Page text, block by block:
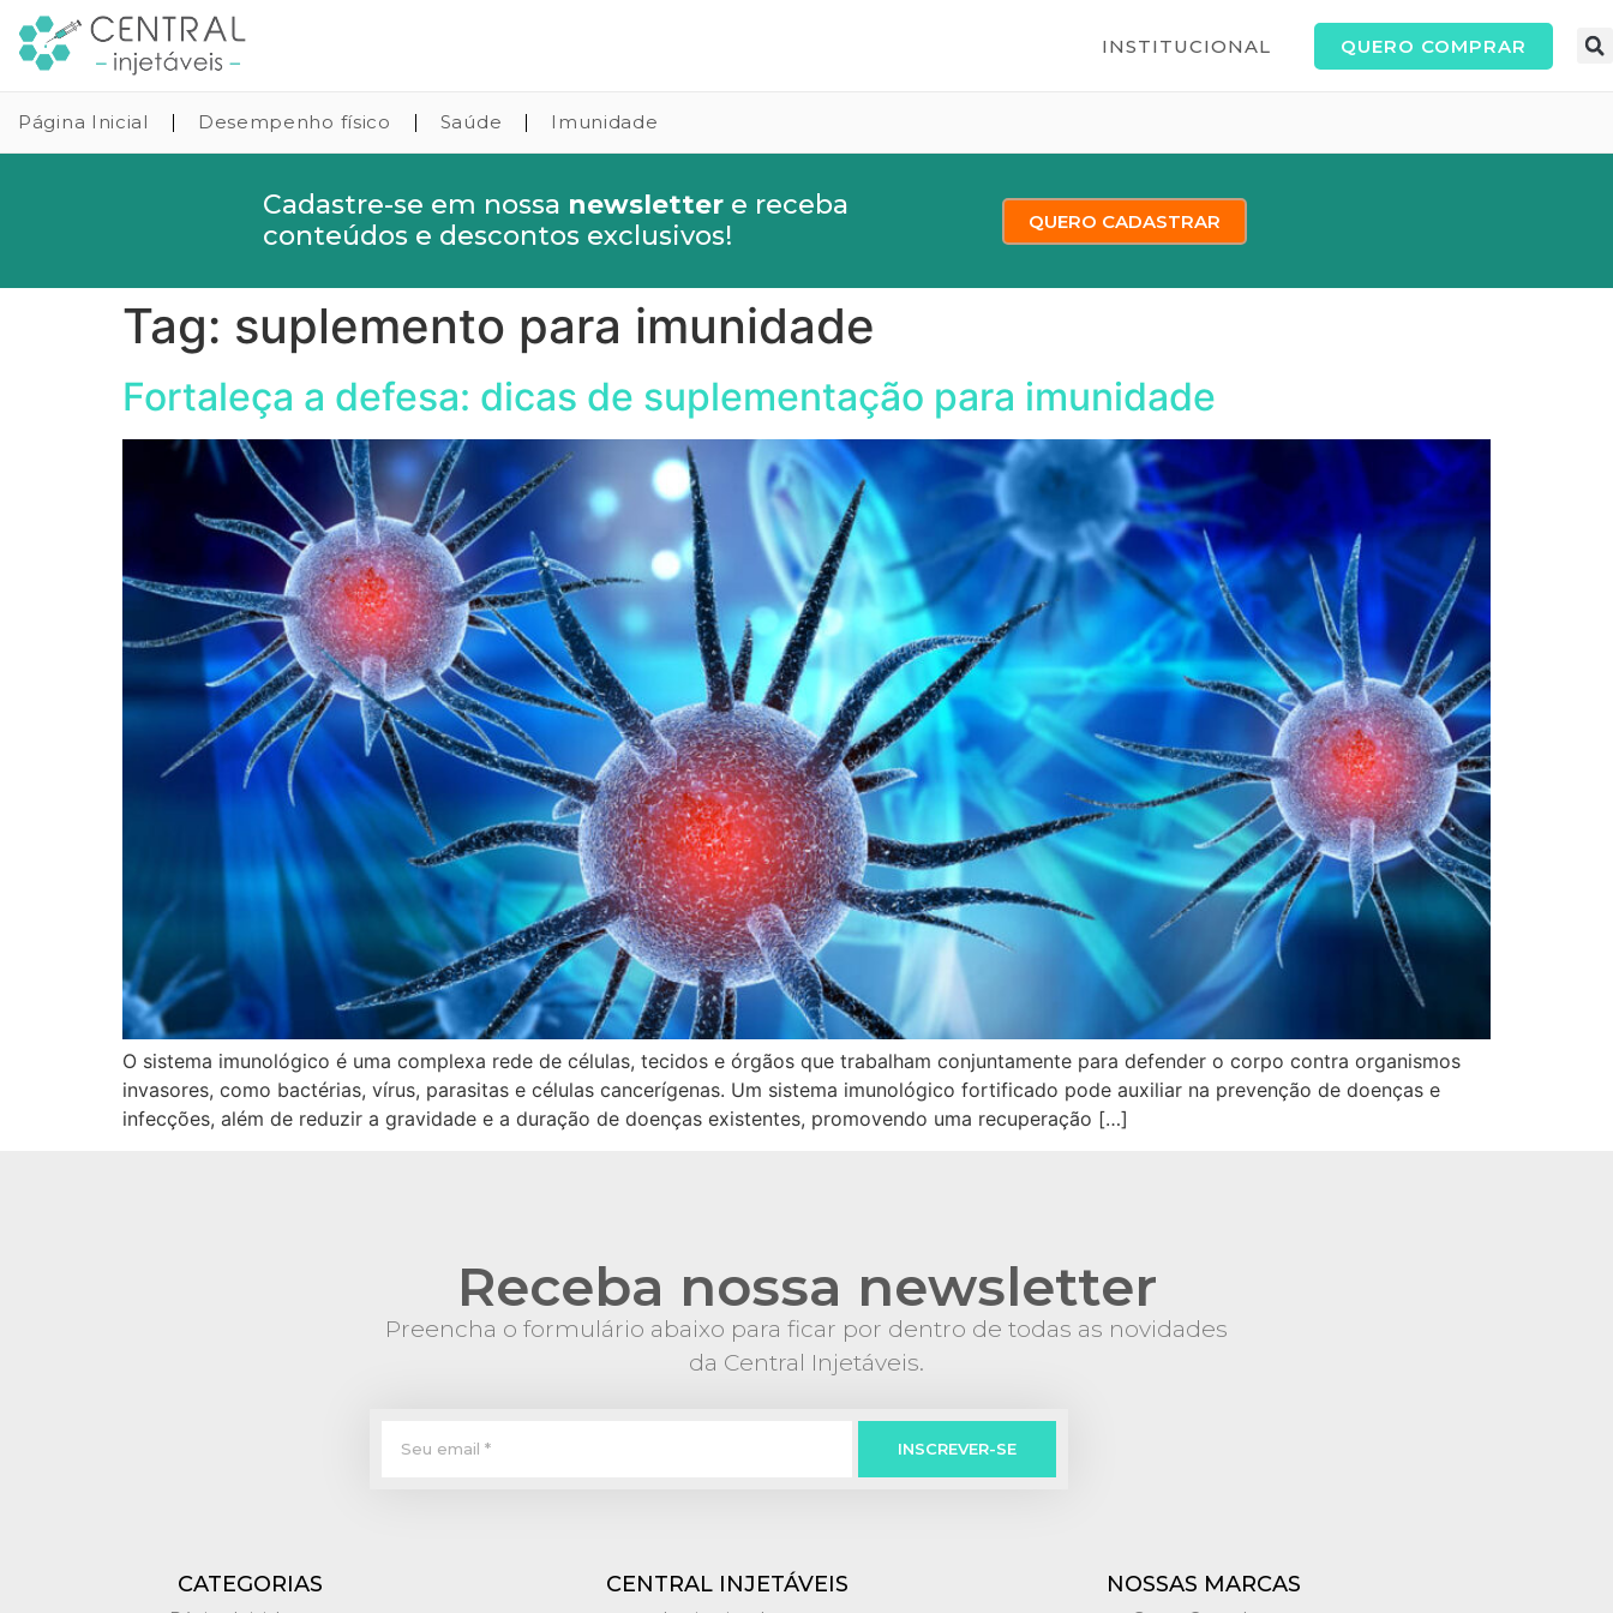
INSTITUCIONAL QUERO COMPRAR
Página Inicial Desempenho físico Saúde Imunidade
Cadastre-se em nossa newsletter e receba
conteúdos e descontos exclusivos!
QUERO CADASTRAR
Tag: suplemento para imunidade
Fortaleça a defesa: dicas de suplementação para imunidade
O sistema imunológico é uma complexa rede de células, tecidos e órgãos que trabalham conjuntamente para defender o corpo contra organismos
invasores, como bactérias, vírus, parasitas e células cancerígenas. Um sistema imunológico fortificado pode auxiliar na prevenção de doenças e
infecções, além de reduzir a gravidade e a duração de doenças existentes, promovendo uma recuperação […]
Receba nossa newsletter
Preencha o formulário abaixo para ficar por dentro de todas as novidades
da Central Injetáveis.
INSCREVER-SE
CATEGORIAS CENTRAL INJETÁVEIS NOSSAS MARCAS